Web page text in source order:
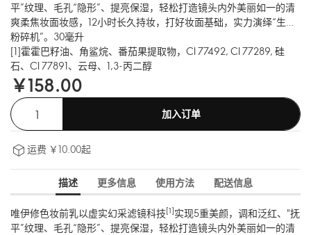
平”纹理、毛孔“隐形”、提亮保湿，轻松打造镜头内外美丽如一的清
爽柔焦妆面妆感，12小时长久持妆，打好妆面基础，实力演绎“生图
粉碎机”。30毫升
[1]霍霍巴籽油、角鲨烷、番茄果提取物，CI 77492, CI 77289, 硅
石、CI 77891、云母、1,3-丙二醇
￥158.00
加入订单
运费 ￥10.00起
描述 更多信息 使用方法 配送信息
唯伊修色妆前乳以虚实幻采滤镜科技[1]实现5重美颜，调和泛红、"抚
平”纹理、毛孔“隐形”、提亮保湿，轻松打造镜头内外美丽如一的清